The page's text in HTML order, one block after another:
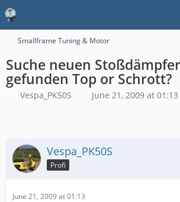
Smallframe Tuning & Motor
Suche neuen Stoßdämpfer
gefunden Top or Schrott?
Vespa_PK50S June 21, 2009 at 01:13
Vespa_PK50S
Profi
June 21, 2009 at 01:13